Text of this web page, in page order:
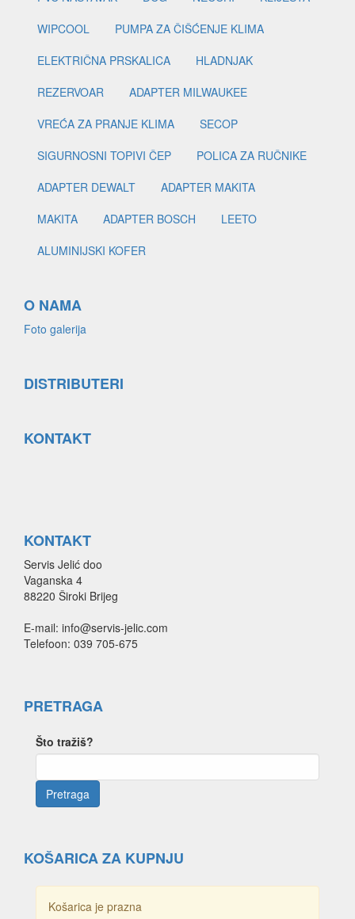
WIPCOOL
PUMPA ZA ČIŠĆENJE KLIMA
ELEKTRIČNA PRSKALICA
HLADNJAK
REZERVOAR
ADAPTER MILWAUKEE
VREĆA ZA PRANJE KLIMA
SECOP
SIGURNOSNI TOPIVI ČEP
POLICA ZA RUČNIKE
ADAPTER DEWALT
ADAPTER MAKITA
MAKITA
ADAPTER BOSCH
LEETO
ALUMINIJSKI KOFER
O NAMA
Foto galerija
DISTRIBUTERI
KONTAKT
KONTAKT
Servis Jelić doo
Vaganska 4
88220 Široki Brijeg
E-mail: info@servis-jelic.com
Telefoon: 039 705-675
PRETRAGA
Što tražiš?
KOŠARICA ZA KUPNJU
Košarica je prazna